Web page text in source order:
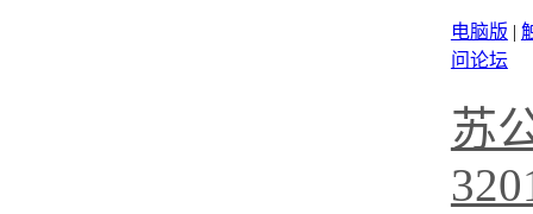
电脑版 |
问论坛
苏